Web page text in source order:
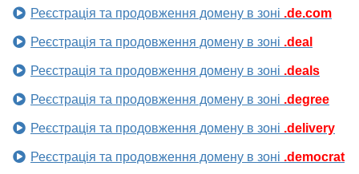
Реєстрація та продовження домену в зоні .de.com
Реєстрація та продовження домену в зоні .deal
Реєстрація та продовження домену в зоні .deals
Реєстрація та продовження домену в зоні .degree
Реєстрація та продовження домену в зоні .delivery
Реєстрація та продовження домену в зоні .democrat